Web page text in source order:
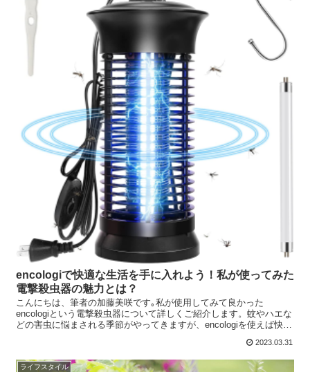
encologiで快適な生活を手に入れよう！私が使ってみた
電撃殺虫器の魅力とは？
こんにちは、筆者の加藤美咲です｡私が使用してみて良かった
encologiという電撃殺虫器について詳しくご紹介します。蚊やハエな
どの害虫に悩まされる季節がやってきますが、encologiを使えば快適
2023.03.31
ライフスタイル